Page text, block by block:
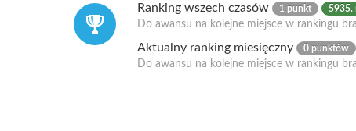
Ranking wszech czasów 1 punkt 5935.
Do awansu na kolejne miejsce w rankingu
Aktualny ranking miesięczny 0 punktów
Do awansu na kolejne miejsce w rankingu